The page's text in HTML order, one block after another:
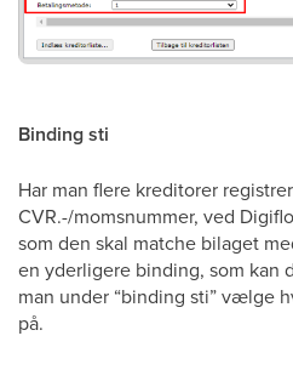
Binding sti
Har man flere kreditorer
CVR.-/momsnummer, ved
som den skal matche bilaget
en yderligere binding, som kan
man under “binding sti” vælge
på.